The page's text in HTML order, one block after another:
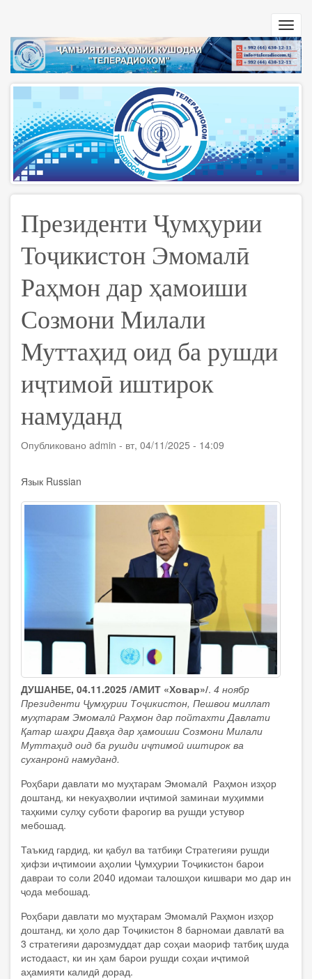
основному
содержанию
Президенти Ҷумҳурии
Тоҷикистон Эмомалӣ
Раҳмон дар ҳамоиши
Созмони Милали
Муттаҳид оид ба рушди
иҷтимоӣ иштирок
намуданд
Опубликовано admin - вт, 04/11/2025 - 14:09
Язык Russian
ДУШАНБЕ, 04.11.2025 /АМИТ «Ховар»/. 4 ноябр
Президенти Ҷумҳурии Тоҷикистон, Пешвои миллат
муҳтарам Эмомалӣ Раҳмон дар пойтахти Давлати
Қатар шаҳри Давҳа дар ҳамоиши Созмони Милали
Муттаҳид оид ба рушди иҷтимоӣ иштирок ва
суханронӣ намуданд.
Роҳбари давлати мо муҳтарам Эмомалӣ Раҳмон изҳор
доштанд, ки некуаҳволии иҷтимоӣ заминаи муҳимми
таҳкими сулҳу суботи фарогир ва рушди устувор
мебошад.
Таъкид гардид, ки қабул ва татбиқи Стратегияи рушди
ҳифзи иҷтимоии аҳолии Ҷумҳурии Тоҷикистон барои
давраи то соли 2040 идомаи талошҳои кишвари мо дар ин
ҷода мебошад.
Роҳбари давлати мо муҳтарам Эмомалӣ Раҳмон изҳор
доштанд, ки ҳоло дар Тоҷикистон 8 барномаи давлатӣ ва
3 стратегияи дарозмуддат дар соҳаи маориф татбиқ шуда
истодааст, ки ин ҳам барои рушди соҳаи иҷтимоӣ
аҳамияти калидӣ дорад.